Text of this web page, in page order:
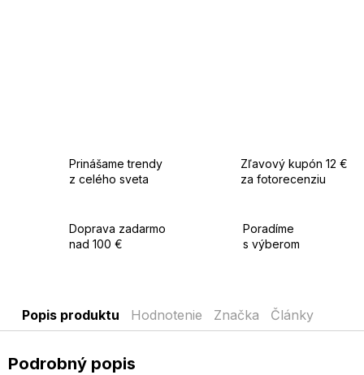
Prinášame trendy
z celého sveta
Zľavový kupón 12 €
za fotorecenziu
Doprava zadarmo
nad 100 €
Poradíme
s výberom
Popis produktu Hodnotenie Značka Články
Podrobný popis